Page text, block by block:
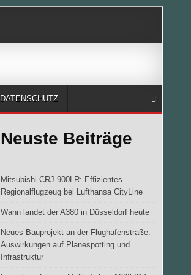
DATENSCHUTZ
Neuste Beiträge
Mitsubishi CRJ-900LR: Effizientes
Regionalflugzeug bei Lufthansa CityLine
Wann landet der A380 in Düsseldorf heute
Neues Bauprojekt an der Flughafenstraße:
Auswirkungen auf Planespotting und
Infrastruktur